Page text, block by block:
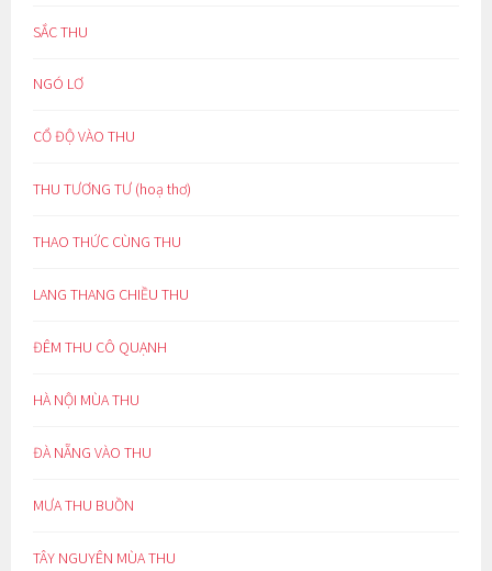
SẮC THU
NGÓ LƠ
CỔ ĐỘ VÀO THU
THU TƯƠNG TƯ (hoạ thơ)
THAO THỨC CÙNG THU
LANG THANG CHIỀU THU
ĐÊM THU CÔ QUẠNH
HÀ NỘI MÙA THU
ĐÀ NẴNG VÀO THU
MƯA THU BUỒN
TÂY NGUYÊN MÙA THU